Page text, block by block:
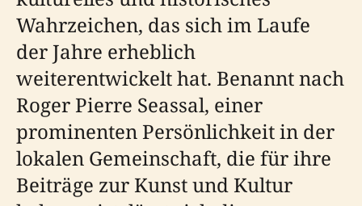
Wahrzeichen, das sich im Laufe
der Jahre erheblich
weiterentwickelt hat. Benannt nach
Roger Pierre Seassal, einer
prominenten Persönlichkeit in der
lokalen Gemeinschaft, die für ihre
Beiträge zur Kunst und Kultur